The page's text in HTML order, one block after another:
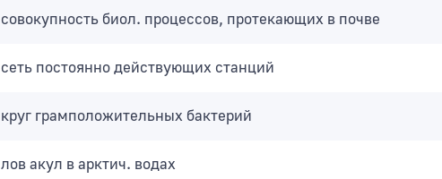
совокупность биол. процессов, протекающих в почве
сеть постоянно действующих станций
круг грамположительных бактерий
лов акул в арктич. водах